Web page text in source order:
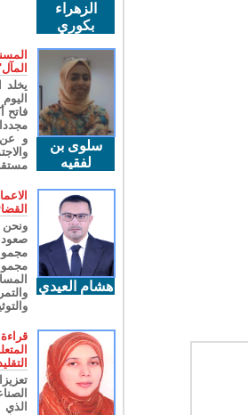
الزهراء
بكوري
سلوى بن
لفقيه
يخلد
فاتح
و عن
هشام العيدي